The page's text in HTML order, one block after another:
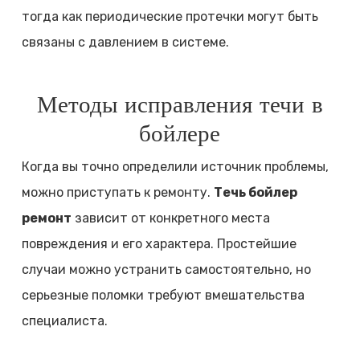
тогда как периодические протечки могут быть
связаны с давлением в системе.
Методы исправления течи в
бойлере
Когда вы точно определили источник проблемы,
можно приступать к ремонту. Течь бойлер
ремонт зависит от конкретного места
повреждения и его характера. Простейшие
случаи можно устранить самостоятельно, но
серьезные поломки требуют вмешательства
специалиста.